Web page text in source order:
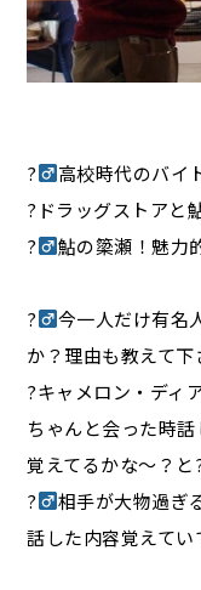
?‍
高校時代のバイ
?ドラッグストアと
?‍
鮎の簗瀬！魅力
?‍
今一人だけ有名
か？理由も教えて下
?キャメロン・ディ
ちゃんと会った時話
覚えてるかな〜？と
?‍
相手が大物過ぎ
話した内容覚えて